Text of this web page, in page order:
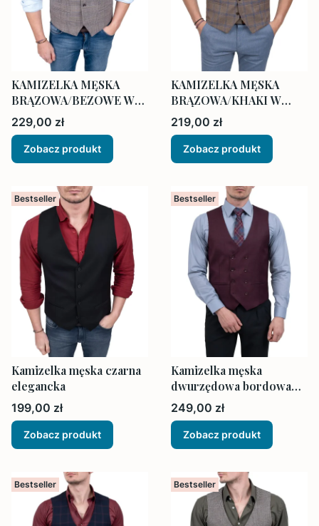
KAMIZELKA MĘSKA
BRĄZOWA/BEZOWE W
KRATĘ + muszka i
poszetka
Cena
229,00 zł
Zobacz produkt
KAMIZELKA MĘSKA
BRĄZOWA/KHAKI W
KRATĘ + muszka i
poszetka
Cena
219,00 zł
Zobacz produkt
Bestseller
Kamizelka męska czarna
elegancka
Cena
199,00 zł
Zobacz produkt
Bestseller
Kamizelka męska
dwurzędowa bordowa
elegancka
Cena
249,00 zł
Zobacz produkt
Bestseller Bestseller